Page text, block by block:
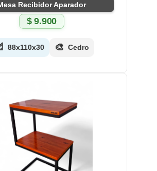
Recibidor Aparador
$9.900
88x110x30 🎨 Cedro